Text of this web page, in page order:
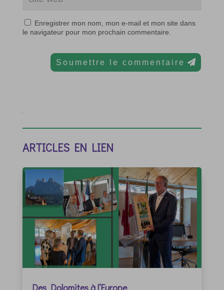
Enregistrer mon nom, mon e-mail et mon site dans
le navigateur pour mon prochain commentaire.
Soumettre le commentaire
ARTICLES EN LIEN